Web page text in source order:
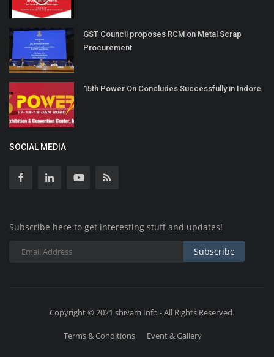
GST Council proposes RCM on Metal Scrap
Procurement
15th Power On Concludes Successfully in Indore
SOCIAL MEDIA
Subscribe here to get interesting stuff and updates!
Subscribe
Copyright © 2021 shivam Info - All Rights Reserved.
Terms & Conditions Event & Gallery